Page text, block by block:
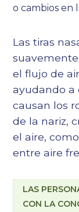
o cambios en
Las tiras
el flujo de
ayudando a
causan los
de la nariz,
el aire,
entre aire
LAS
CON LA